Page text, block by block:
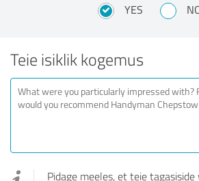
YES
Teie isiklik kogemus
Pidage meeles, et teie